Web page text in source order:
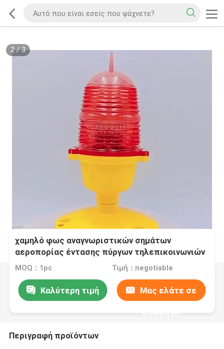
2/3
χαμηλό φως αναγνωριστικών σημάτων
αεροπορίας έντασης πύργων τηλεπικοινωνιών
των οδηγήσεων 3W 32CD
MOQ：1pc Τιμή：negotiable
Καλύτερη τιμή Μας ελάτε σε
επαφή με
Περιγραφή προϊόντων